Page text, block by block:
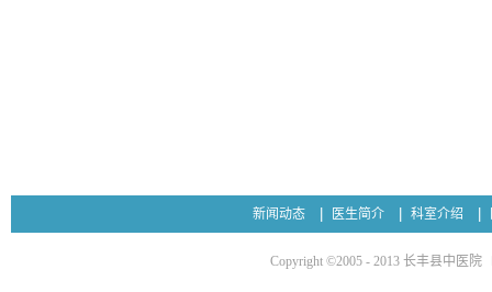
新闻动态 医生简介 科室介绍
Copyright ©2005 - 2013 长丰县中医院